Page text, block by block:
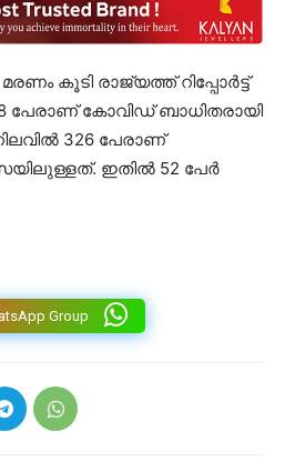
കൂടി രാജ്യത്ത് റിപ്പോർട്ട്
കോവിഡ് ബാധിതരായി
326 പേരാണ്
ഇതിൽ 52 പേർ
Group